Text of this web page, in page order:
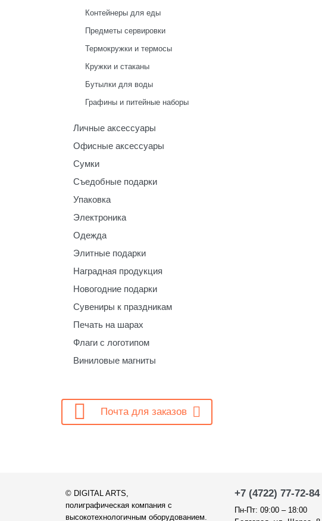
Контейнеры для еды
Предметы сервировки
Термокружки и термосы
Кружки и стаканы
Бутылки для воды
Графины и питейные наборы
Личные аксессуары
Офисные аксессуары
Сумки
Съедобные подарки
Упаковка
Электроника
Одежда
Элитные подарки
Наградная продукция
Новогодние подарки
Сувениры к праздникам
Печать на шарах
Флаги с логотипом
Виниловые магниты
 Почта для заказов
© DIGITAL ARTS,
полиграфическая компания с
высокотехнологичным оборудованием.
+7 (4722) 77-72-84
Пн-Пт: 09:00 – 18:00